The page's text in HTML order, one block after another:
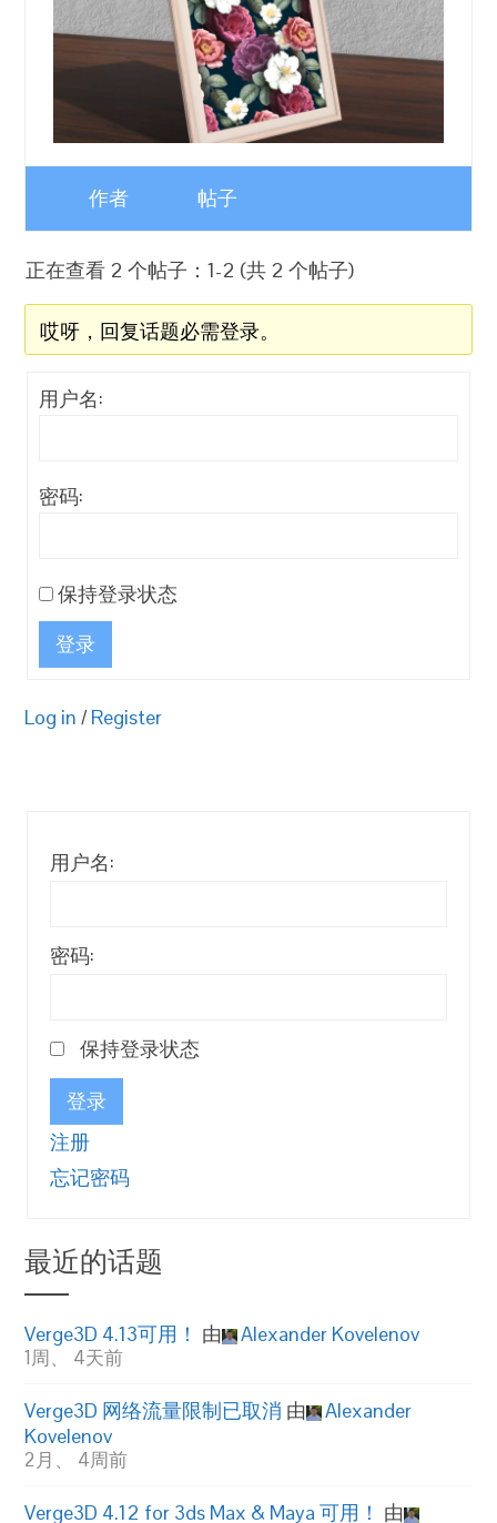
作者 帖子
正在查看 2 个帖子：1-2 (共 2 个帖子)
哎呀，回复话题必需登录。
用户名:
密码:
保持登录状态
登录
Log in / Register
用户名:
密码:
保持登录状态
登录
注册
忘记密码
最近的话题
Verge3D 4.13可用！ 由 Alexander Kovelenov
1周、 4天前
Verge3D 网络流量限制已取消 由
Alexander
Kovelenov
2月、 4周前
Verge3D 4.12 for 3ds Max & Maya 可用！ 由